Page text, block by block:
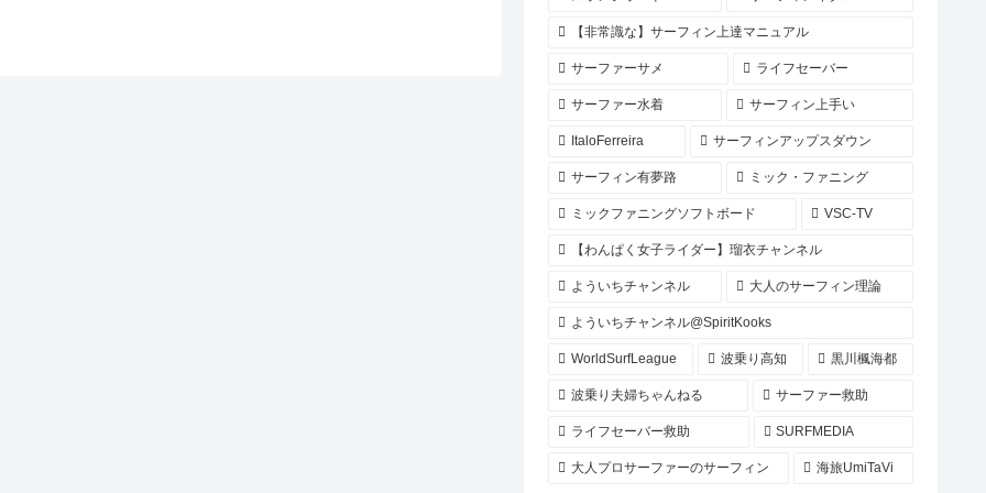
【非常識な】サーフィン上達マニュアル
サーファーサメ ライフセーバー
サーファー水着 サーフィン上手い
ItaloFerreira サーフィンアップスダウン
サーフィン有夢路 ミック・ファニング
ミックファニングソフトボード VSC-TV
【わんぱく女子ライダー】瑠衣チャンネル
よういちチャンネル 大人のサーフィン理論
よういちチャンネル@SpiritKooks
WorldSurfLeague 波乗り高知 黒川楓海都
波乗り夫婦ちゃんねる サーファー救助
ライフセーバー救助 SURFMEDIA
大人プロサーファーのサーフィン 海旅UmiTaVi